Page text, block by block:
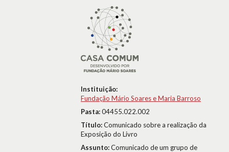
Instituição:
Fundação Mário Soares e Maria Barroso
Pasta:04455.022.002
Título:Comunicado sobre a realização da
Exposição do Livro
Assunto:Comunicado de um grupo de